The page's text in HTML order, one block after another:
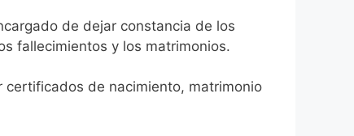
de dejar constancia de los
fallecimientos y los matrimonios.
certificados de nacimiento, matrimonio